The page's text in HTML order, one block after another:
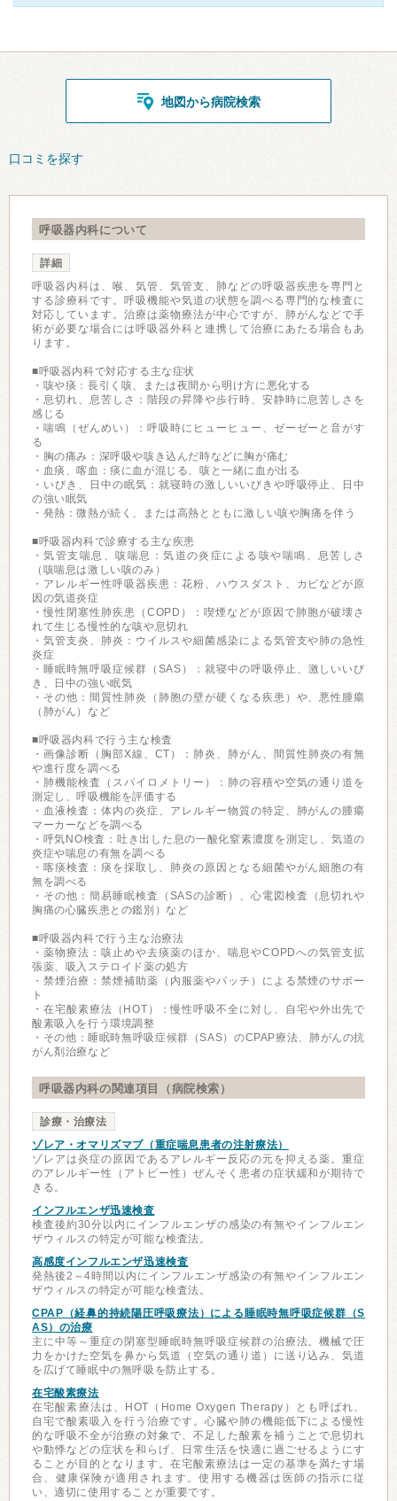
地図から病院検索
口コミを探す
呼吸器内科について
詳細
呼吸器内科は、喉、気管、気管支、肺などの呼吸器疾患を専門と
する診療科です。呼吸機能や気道の状態を調べる専門的な検査に
対応しています。治療は薬物療法が中心ですが、肺がんなどで手
術が必要な場合には呼吸器外科と連携して治療にあたる場合もあ
ります。
■呼吸器内科で対応する主な症状
・咳や痰：長引く咳、または夜間から明け方に悪化する
・息切れ、息苦しさ：階段の昇降や歩行時、安静時に息苦しさを
感じる
・喘鳴（ぜんめい）：呼吸時にヒューヒュー、ゼーゼーと音がす
る
・胸の痛み：深呼吸や咳き込んだ時などに胸が痛む
・血痰、喀血：痰に血が混じる、咳と一緒に血が出る
・いびき、日中の眠気：就寝時の激しいいびきや呼吸停止、日中
の強い眠気
・発熱：微熱が続く、または高熱とともに激しい咳や胸痛を伴う
■呼吸器内科で診療する主な疾患
・気管支喘息、咳喘息：気道の炎症による咳や喘鳴、息苦しさ
（咳喘息は激しい咳のみ）
・アレルギー性呼吸器疾患：花粉、ハウスダスト、カビなどが原
因の気道炎症
・慢性閉塞性肺疾患（COPD）：喫煙などが原因で肺胞が破壊さ
れて生じる慢性的な咳や息切れ
・気管支炎、肺炎：ウイルスや細菌感染による気管支や肺の急性
炎症
・睡眠時無呼吸症候群（SAS）：就寝中の呼吸停止、激しいいび
き、日中の強い眠気
・その他：間質性肺炎（肺胞の壁が硬くなる疾患）や、悪性腫瘍
（肺がん）など
■呼吸器内科で行う主な検査
・画像診断（胸部X線、CT）：肺炎、肺がん、間質性肺炎の有無
や進行度を調べる
・肺機能検査（スパイロメトリー）：肺の容積や空気の通り道を
測定し、呼吸機能を評価する
・血液検査：体内の炎症、アレルギー物質の特定、肺がんの腫瘍
マーカーなどを調べる
・呼気NO検査：吐き出した息の一酸化窒素濃度を測定し、気道の
炎症や喘息の有無を調べる
・喀痰検査：痰を採取し、肺炎の原因となる細菌やがん細胞の有
無を調べる
・その他：簡易睡眠検査（SASの診断）、心電図検査（息切れや
胸痛の心臓疾患との鑑別）など
■呼吸器内科で行う主な治療法
・薬物療法：咳止めや去痰薬のほか、喘息やCOPDへの気管支拡
張薬、吸入ステロイド薬の処方
・禁煙治療：禁煙補助薬（内服薬やパッチ）による禁煙のサポー
ト
・在宅酸素療法（HOT）：慢性呼吸不全に対し、自宅や外出先で
酸素吸入を行う環境調整
・その他：睡眠時無呼吸症候群（SAS）のCPAP療法、肺がんの抗
がん剤治療など
呼吸器内科の関連項目（病院検索）
診療・治療法
ゾレア・オマリズマブ（重症喘息患者の注射療法）
ゾレアは炎症の原因であるアレルギー反応の元を抑える薬。重症
のアレルギー性（アトピー性）ぜんそく患者の症状緩和が期待で
きる。
インフルエンザ迅速検査
検査後約30分以内にインフルエンザの感染の有無やインフルエン
ザウィルスの特定が可能な検査法。
高感度インフルエンザ迅速検査
発熱後2～4時間以内にインフルエンザ感染の有無やインフルエン
ザウィルスの特定が可能な検査法。
CPAP（経鼻的持続陽圧呼吸療法）による睡眠時無呼吸症候群（S
AS）の治療
主に中等～重症の閉塞型睡眠時無呼吸症候群の治療法。機械で圧
力をかけた空気を鼻から気道（空気の通り道）に送り込み、気道
を広げて睡眠中の無呼吸を防止する。
在宅酸素療法
在宅酸素療法は、HOT（Home Oxygen Therapy）とも呼ばれ、
自宅で酸素吸入を行う治療です。心臓や肺の機能低下による慢性
的な呼吸不全が治療の対象で、不足した酸素を補うことで息切れ
や動悸などの症状を和らげ、日常生活を快適に過ごせるようにす
ることが目的となります。在宅酸素療法は一定の基準を満たす場
合、健康保険が適用されます。使用する機器は医師の指示に従
い、適切に使用することが重要です。